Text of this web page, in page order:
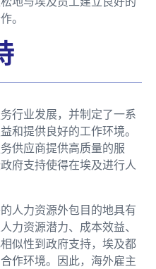
。
行业发展，并制定了一系
和提供良好的工作环境。
供应商提供高质量的服
府支持使得在埃及进行人
人力资源外包目的地具有
力资源潜力、成本效益、
似性到政府支持，埃及都
作环境。因此，海外雇主